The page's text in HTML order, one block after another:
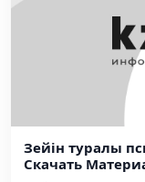
Зейін туралы
Скачать